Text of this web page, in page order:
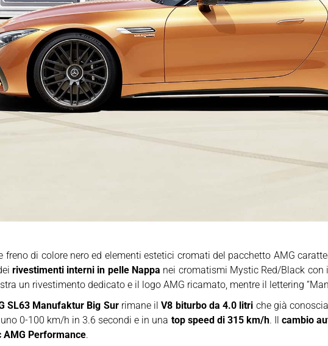
freno di colore nero ed elementi estetici cromati del pacchetto AMG
rivestimenti interni in pelle Nappa nei cromatismi Mystic Red/Black
un rivestimento dedicato e il logo AMG ricamato, mentre il lettering
SL63 Manufaktur Big Surrimane ilV8 biturbo da 4.0 litri che già
0-100 km/h in 3.6 secondi e in una top speed di 315 km/h. Ilcambio
Performance.